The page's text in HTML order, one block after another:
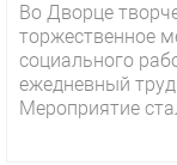
Во Дворце
торжественное
социального
ежедневный
Мероприятие